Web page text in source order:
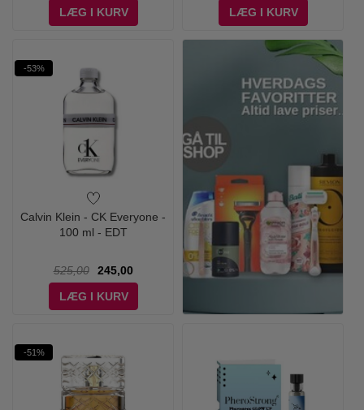
LÆG I KURV
LÆG I KURV
-53%
Calvin Klein - CK Everyone -
100 ml - EDT
525,00
245,00
LÆG I KURV
-51%